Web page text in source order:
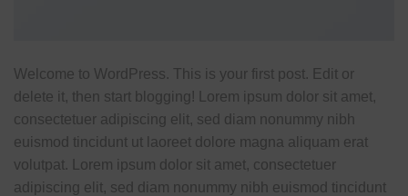
Welcome to WordPress. This is your first post. Edit or
delete it, then start blogging! Lorem ipsum dolor sit amet,
consectetuer adipiscing elit, sed diam nonummy nibh
euismod tincidunt ut laoreet dolore magna aliquam erat
volutpat. Lorem ipsum dolor sit amet, consectetuer
adipiscing elit, sed diam nonummy nibh euismod tincidunt